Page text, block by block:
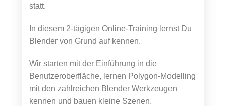
statt.
In diesem 2-tägigen Online-Training lernst Du
Blender von Grund auf kennen.
Wir starten mit der Einführung in die
Benutzeroberfläche, lernen Polygon-Modelling
mit den zahlreichen Blender Werkzeugen
kennen und bauen kleine Szenen.